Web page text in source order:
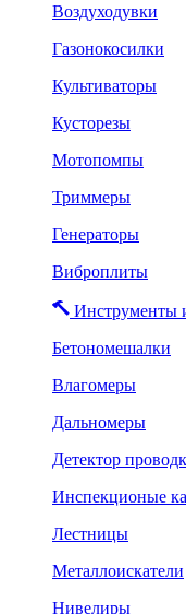
Воздуходувки
Газонокосилки
Культиваторы
Кусторезы
Мотопомпы
Триммеры
Генераторы
Виброплиты
Инструменты
Бетономешалки
Влагомеры
Дальномеры
Детектор
Инспекционые
Лестницы
Металлоискатели
Нивелиры